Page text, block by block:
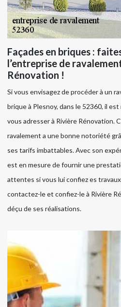
Façades en briques :
l’entreprise de
Rénovation !
Si vous envisagez de procéder à un
brique à Plesnoy, dans le 52360, il
vous adresser à Rivière Rénovation.
ravalement a une bonne notoriété
ses tarifs imbattables. Avec son
est en mesure de fournir une
attentes si vous lui confiez es
contactez-le et confiez-le à Rivière
déçu de ses réalisations.